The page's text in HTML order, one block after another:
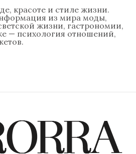
красоте и стиле жизни.
из мира моды,
жизни, гастрономии,
— психология отношений,